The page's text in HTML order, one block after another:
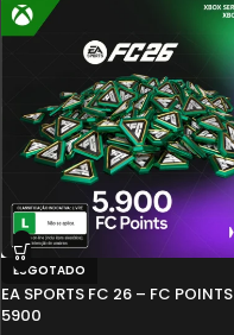
ESGOTADO
EA SPORTS FC 26 – FC POINTS
5900